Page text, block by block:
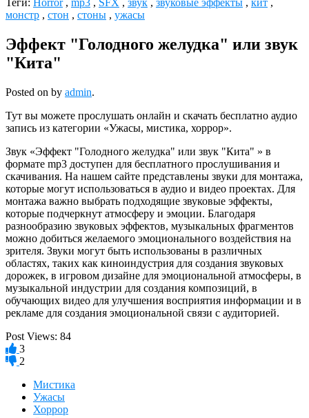
Теги: Horror, mp3 , SFX , звук , звуковые эффекты , кит ,
монстр , стон , стоны , ужасы
Эффект "Голодного желудка" или звук
"Кита"
Posted on by admin.
Тут вы можете прослушать онлайн и скачать бесплатно аудио
запись из категории «Ужасы, мистика, хоррор».
Звук «Эффект "Голодного желудка" или звук "Кита" » в
формате mp3 доступен для бесплатного прослушивания и
скачивания. На нашем сайте представлены звуки для монтажа,
которые могут использоваться в аудио и видео проектах. Для
монтажа важно выбрать подходящие звуковые эффекты,
которые подчеркнут атмосферу и эмоции. Благодаря
разнообразию звуковых эффектов, музыкальных фрагментов
можно добиться желаемого эмоционального воздействия на
зрителя. Звуки могут быть использованы в различных
областях, таких как киноиндустрия для создания звуковых
дорожек, в игровом дизайне для эмоциональной атмосферы, в
музыкальной индустрии для создания композиций, в
обучающих видео для улучшения восприятия информации и в
рекламе для создания эмоциональной связи с аудиторией.
Post Views: 84
3
2
Мистика
Ужасы
Хоррор